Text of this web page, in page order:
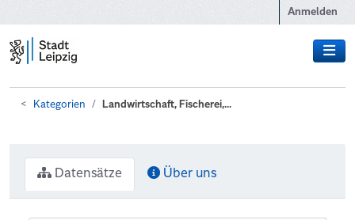
Anmelden
Kategorien Landwirtschaft, Fischerei,...
Datensätze Über uns